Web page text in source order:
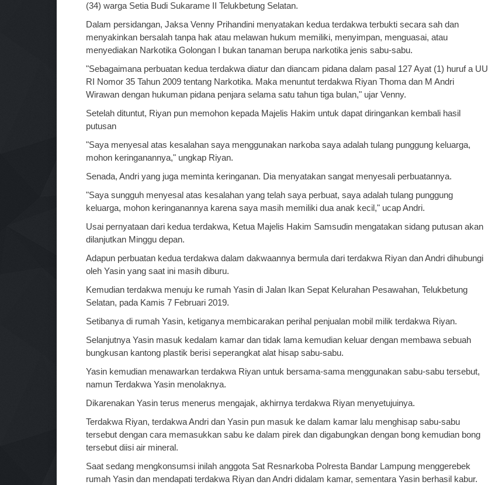
(34) warga Setia Budi Sukarame II Telukbetung Selatan.
Dalam persidangan, Jaksa Venny Prihandini menyatakan kedua terdakwa terbukti secara sah dan
menyakinkan bersalah tanpa hak atau melawan hukum memiliki, menyimpan, menguasai, atau
menyediakan Narkotika Golongan I bukan tanaman berupa narkotika jenis sabu-sabu.
"Sebagaimana perbuatan kedua terdakwa diatur dan diancam pidana dalam pasal 127 Ayat (1) huruf a UU
RI Nomor 35 Tahun 2009 tentang Narkotika. Maka menuntut terdakwa Riyan Thoma dan M Andri
Wirawan dengan hukuman pidana penjara selama satu tahun tiga bulan," ujar Venny.
Setelah dituntut, Riyan pun memohon kepada Majelis Hakim untuk dapat diringankan kembali hasil
putusan
"Saya menyesal atas kesalahan saya menggunakan narkoba saya adalah tulang punggung keluarga,
mohon keringanannya," ungkap Riyan.
Senada, Andri yang juga meminta keringanan. Dia menyatakan sangat menyesali perbuatannya.
"Saya sungguh menyesal atas kesalahan yang telah saya perbuat, saya adalah tulang punggung
keluarga, mohon keringanannya karena saya masih memiliki dua anak kecil," ucap Andri.
Usai pernyataan dari kedua terdakwa, Ketua Majelis Hakim Samsudin mengatakan sidang putusan akan
dilanjutkan Minggu depan.
Adapun perbuatan kedua terdakwa dalam dakwaannya bermula dari terdakwa Riyan dan Andri dihubungi
oleh Yasin yang saat ini masih diburu.
Kemudian terdakwa menuju ke rumah Yasin di Jalan Ikan Sepat Kelurahan Pesawahan, Telukbetung
Selatan, pada Kamis 7 Februari 2019.
Setibanya di rumah Yasin, ketiganya membicarakan perihal penjualan mobil milik terdakwa Riyan.
Selanjutnya Yasin masuk kedalam kamar dan tidak lama kemudian keluar dengan membawa sebuah
bungkusan kantong plastik berisi seperangkat alat hisap sabu-sabu.
Yasin kemudian menawarkan terdakwa Riyan untuk bersama-sama menggunakan sabu-sabu tersebut,
namun Terdakwa Yasin menolaknya.
Dikarenakan Yasin terus menerus mengajak, akhirnya terdakwa Riyan menyetujuinya.
Terdakwa Riyan, terdakwa Andri dan Yasin pun masuk ke dalam kamar lalu menghisap sabu-sabu
tersebut dengan cara memasukkan sabu ke dalam pirek dan digabungkan dengan bong kemudian bong
tersebut diisi air mineral.
Saat sedang mengkonsumsi inilah anggota Sat Resnarkoba Polresta Bandar Lampung menggerebek
rumah Yasin dan mendapati terdakwa Riyan dan Andri didalam kamar, sementara Yasin berhasil kabur.